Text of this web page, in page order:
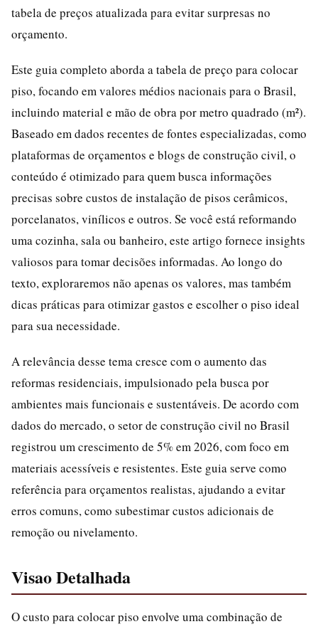
tabela de preços atualizada para evitar surpresas no
orçamento.
Este guia completo aborda a tabela de preço para colocar
piso, focando em valores médios nacionais para o Brasil,
incluindo material e mão de obra por metro quadrado (m²).
Baseado em dados recentes de fontes especializadas, como
plataformas de orçamentos e blogs de construção civil, o
conteúdo é otimizado para quem busca informações
precisas sobre custos de instalação de pisos cerâmicos,
porcelanatos, vinílicos e outros. Se você está reformando
uma cozinha, sala ou banheiro, este artigo fornece insights
valiosos para tomar decisões informadas. Ao longo do
texto, exploraremos não apenas os valores, mas também
dicas práticas para otimizar gastos e escolher o piso ideal
para sua necessidade.
A relevância desse tema cresce com o aumento das
reformas residenciais, impulsionado pela busca por
ambientes mais funcionais e sustentáveis. De acordo com
dados do mercado, o setor de construção civil no Brasil
registrou um crescimento de 5% em 2026, com foco em
materiais acessíveis e resistentes. Este guia serve como
referência para orçamentos realistas, ajudando a evitar
erros comuns, como subestimar custos adicionais de
remoção ou nivelamento.
Visao Detalhada
O custo para colocar piso envolve uma combinação de